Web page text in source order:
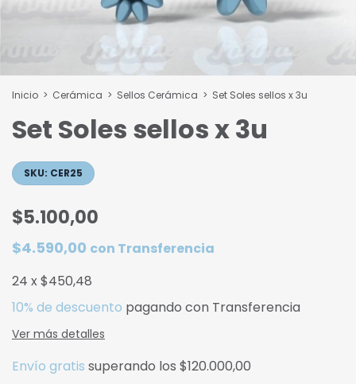
Inicio > Cerámica > Sellos Cerámica > Set Soles sellos x 3u
Set Soles sellos x 3u
SKU: CER25
$5.100,00
$4.590,00 con Transferencia
24 x$450,48
10% de descuento pagando con Transferencia
Ver más detalles
Envío gratis superando los $120.000,00